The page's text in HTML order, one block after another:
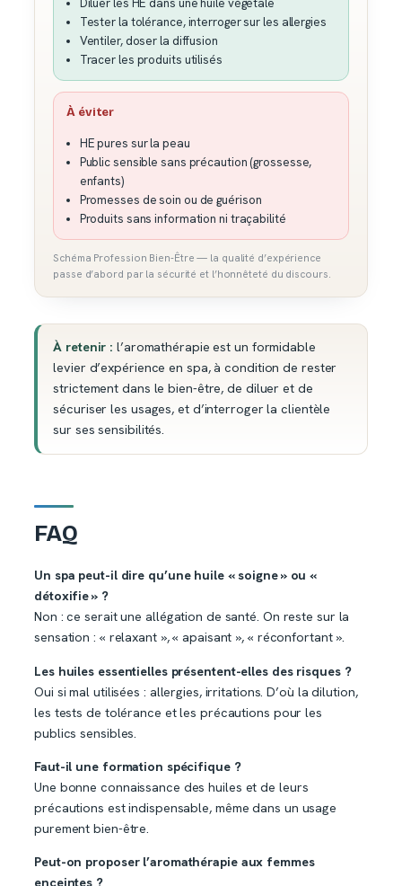
Tester la tolérance, interroger sur les allergies
Ventiler, doser la diffusion
Tracer les produits utilisés
À éviter
HE pures sur la peau
Public sensible sans précaution (grossesse,
enfants)
Promesses de soin ou de guérison
Produits sans information ni traçabilité
Schéma Profession Bien-Être — la qualité d’expérience
passe d’abord par la sécurité et l’honnêteté du discours.
À retenir : l’aromathérapie est un formidable
levier d’expérience en spa, à condition de rester
strictement dans le bien-être, de diluer et de
sécuriser les usages, et d’interroger la clientèle
sur ses sensibilités.
FAQ
Un spa peut-il dire qu’une huile « soigne » ou «
détoxifie » ?
Non : ce serait une allégation de santé. On reste sur la
sensation : « relaxant », « apaisant », « réconfortant ».
Les huiles essentielles présentent-elles des risques ?
Oui si mal utilisées : allergies, irritations. D’où la dilution,
les tests de tolérance et les précautions pour les
publics sensibles.
Faut-il une formation spécifique ?
Une bonne connaissance des huiles et de leurs
précautions est indispensable, même dans un usage
purement bien-être.
Peut-on proposer l’aromathérapie aux femmes